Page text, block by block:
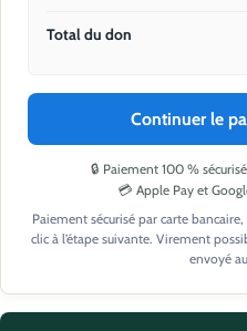
Total du don
Continuer le
🔒 Paiement 100 % sécurisé
💳 Apple Pay et
Paiement sécurisé par carte
clic à l’étape suivante. Virement
envoyé